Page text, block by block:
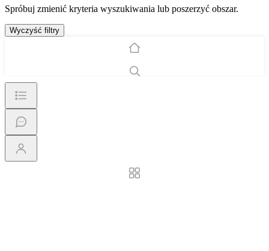
Spróbuj zmienić kryteria wyszukiwania lub poszerzyć obszar.
Wyczyść filtry